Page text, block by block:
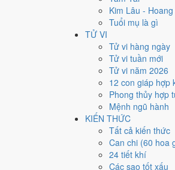
Kim Lâu -
Tuổi mụ là gì
TỬ VI
Tử vi hàng ngày
Tử vi tuần mới
Tử vi năm 2026
12 con giáp hợp
Phong thủy hợp
Mệnh ngũ hành
KIẾN THỨC
Tất cả kiến thức
Can chi (60 hoa
24 tiết khí
Các sao tốt xấu
Ngày Tân Hợi có Trực
trương, ký kết.
Mão, Mùi, Dần hợp ngày;
Ngày 1/2/
Ngày 1/2/2027 đạt9.3/10
Sao Minh Đường hoàng đạo
Cưới hỏi - đính hôn
/10Rất tốt